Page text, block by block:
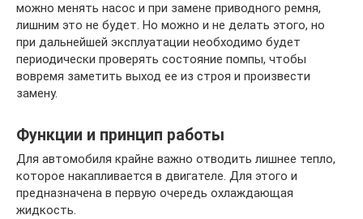
можно менять насос и при замене приводного ремня,
лишним это не будет. Но можно и не делать этого, но
при дальнейшей эксплуатации необходимо будет
периодически проверять состояние помпы, чтобы
вовремя заметить выход ее из строя и произвести
замену.
Функции и принцип работы
Для автомобиля крайне важно отводить лишнее тепло,
которое накапливается в двигателе. Для этого и
предназначена в первую очередь охлаждающая
жидкость.